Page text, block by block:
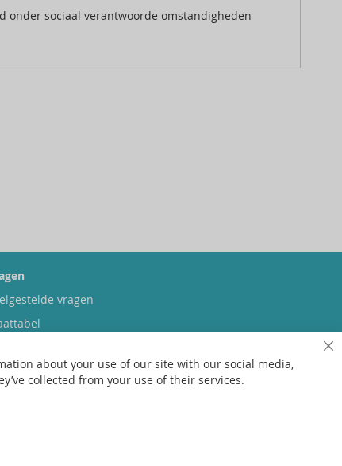
onder sociaal verantwoorde omstandigheden
vragen
about your use of our site with our social media,
collected from your use of their services.